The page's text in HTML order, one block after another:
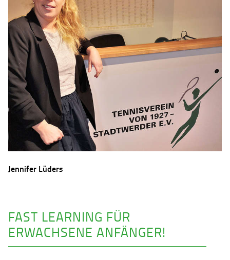
Jennifer Lüders
FAST LEARNING FÜR
ERWACHSENE ANFÄNGER!